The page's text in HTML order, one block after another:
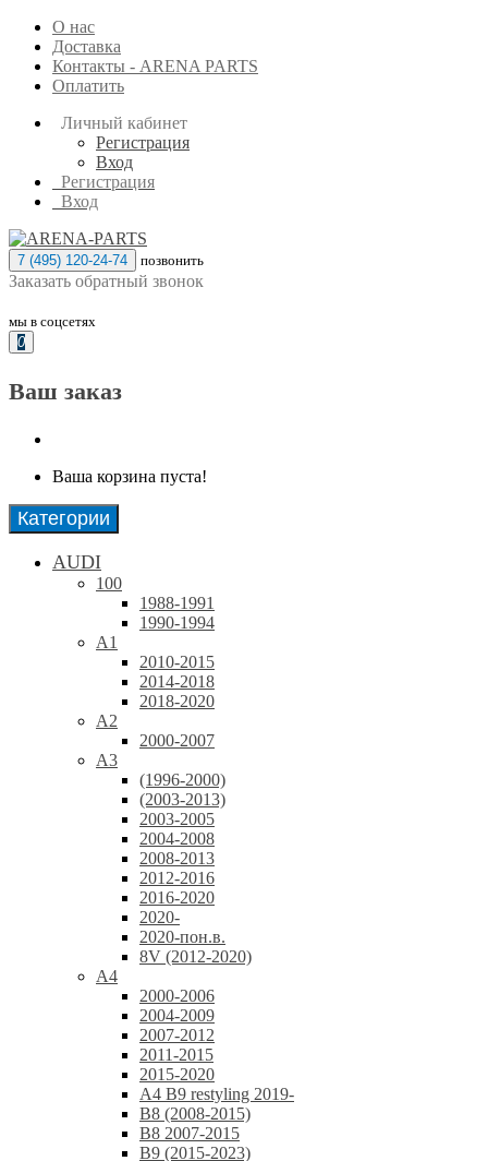
О нас
Доставка
Контакты - ARENA PARTS
Оплатить
Личный кабинет
Регистрация
Вход
Регистрация
Вход
7 (495) 120-24-74 позвонить
Заказать обратный звонок
мы в соцсетях
0
Ваш заказ
Ваша корзина пуста!
Категории
AUDI
100
1988-1991
1990-1994
A1
2010-2015
2014-2018
2018-2020
A2
2000-2007
A3
(1996-2000)
(2003-2013)
2003-2005
2004-2008
2008-2013
2012-2016
2016-2020
2020-
2020-пон.в.
8V (2012-2020)
A4
2000-2006
2004-2009
2007-2012
2011-2015
2015-2020
A4 B9 restyling 2019-
B8 (2008-2015)
B8 2007-2015
B9 (2015-2023)